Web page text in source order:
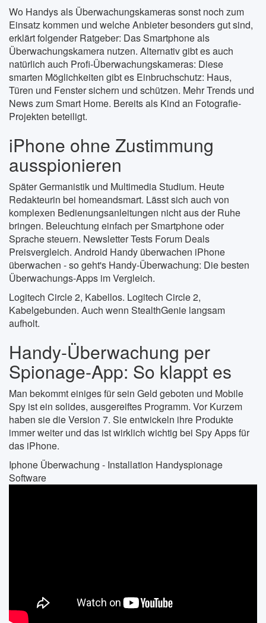
Wo Handys als Überwachungskameras sonst noch zum
Einsatz kommen und welche Anbieter besonders gut sind,
erklärt folgender Ratgeber: Das Smartphone als
Überwachungskamera nutzen. Alternativ gibt es auch
natürlich auch Profi-Überwachungskameras: Diese
smarten Möglichkeiten gibt es Einbruchschutz: Haus,
Türen und Fenster sichern und schützen. Mehr Trends und
News zum Smart Home. Bereits als Kind an Fotografie-
Projekten beteiligt.
iPhone ohne Zustimmung
ausspionieren
Später Germanistik und Multimedia Studium. Heute
Redakteurin bei homeandsmart. Lässt sich auch von
komplexen Bedienungsanleitungen nicht aus der Ruhe
bringen. Beleuchtung einfach per Smartphone oder
Sprache steuern. Newsletter Tests Forum Deals
Preisvergleich. Android Handy überwachen iPhone
überwachen - so geht's Handy-Überwachung: Die besten
Überwachungs-Apps im Vergleich.
Logitech Circle 2, Kabellos. Logitech Circle 2,
Kabelgebunden. Auch wenn StealthGenie langsam
aufholt.
Handy-Überwachung per
Spionage-App: So klappt es
Man bekommt einiges für sein Geld geboten und Mobile
Spy ist ein solides, ausgereiftes Programm. Vor Kurzem
haben sie die Version 7. Sie entwickeln ihre Produkte
immer weiter und das ist wirklich wichtig bei Spy Apps für
das iPhone.
Iphone Überwachung - Installation Handyspionage
Software